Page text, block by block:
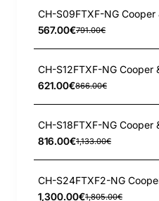
567.00€791.00€
621.00€866.00€
816.00€1,133.00€
1,300.00€1,805.00€